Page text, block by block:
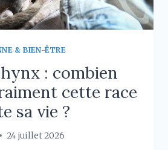
& BIEN-ÊTRE
: combien
cette race
sa vie ?
24 juillet 2026